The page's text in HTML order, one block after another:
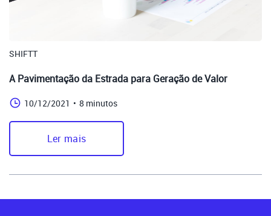
SHIFTT
A Pavimentação da Estrada para Geração de Valor
10/12/2021 • 8 minutos
Ler mais